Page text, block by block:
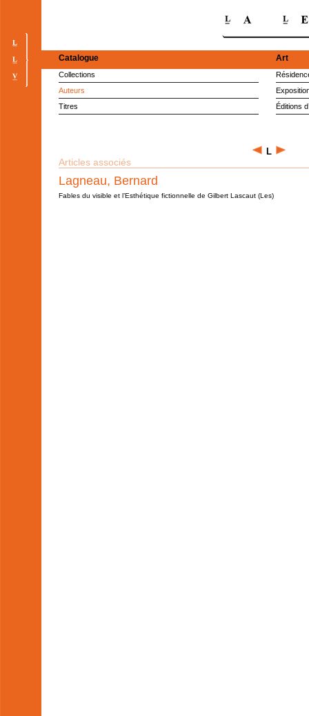
Catalogue
Collections
Auteurs
Titres
Art
Éditions
L
Articles associés
Lagneau, Bernard
Fables du visible et l’Esthétique fictionnelle de Gilbert Lascaut (Les)